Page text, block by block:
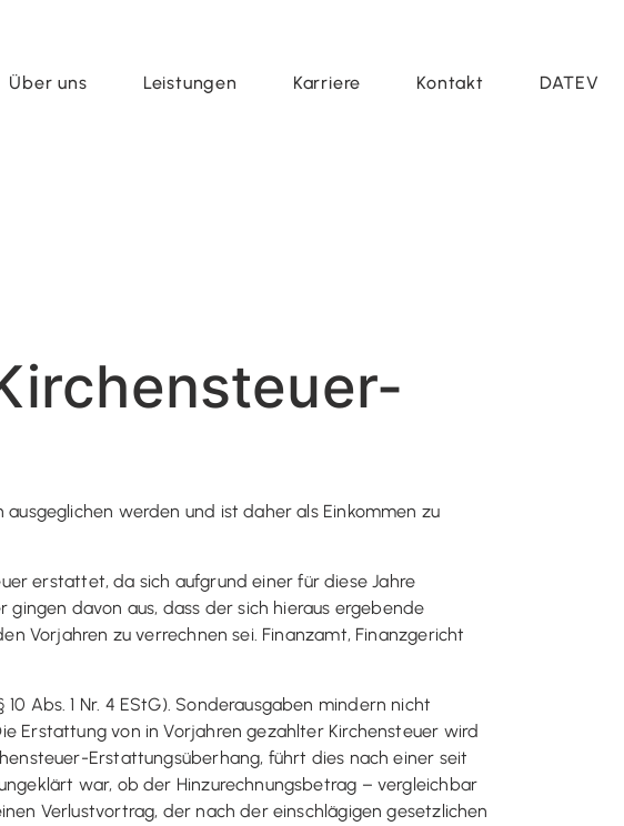
Über uns Leistungen Karriere Kontakt DATEV
werden und ist daher als Einkommen zu
erstattet, da sich aufgrund einer für diese Jahre
davon aus, dass der sich hieraus ergebende
Vorjahren zu verrechnen sei. Finanzamt, Finanzgericht
Abs. 1 Nr. 4 EStG). Sonderausgaben mindern nicht
Erstattung von in Vorjahren gezahlter Kirchensteuer wird
Erstattungsüberhang, führt dies nach einer seit
war, ob der Hinzurechnungsbetrag – vergleichbar
Verlustvortrag, der nach der einschlägigen gesetzlichen